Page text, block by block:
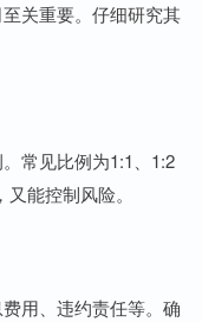
关重要。仔细研究其
常见比例为1:1、1:2
能控制风险。
用、违约责任等。确